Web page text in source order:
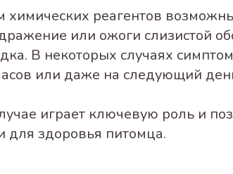
реагентов
или ожоги слизистой
В некоторых случаях
или даже на следующий
играет ключевую роль и
для здоровья питомца.